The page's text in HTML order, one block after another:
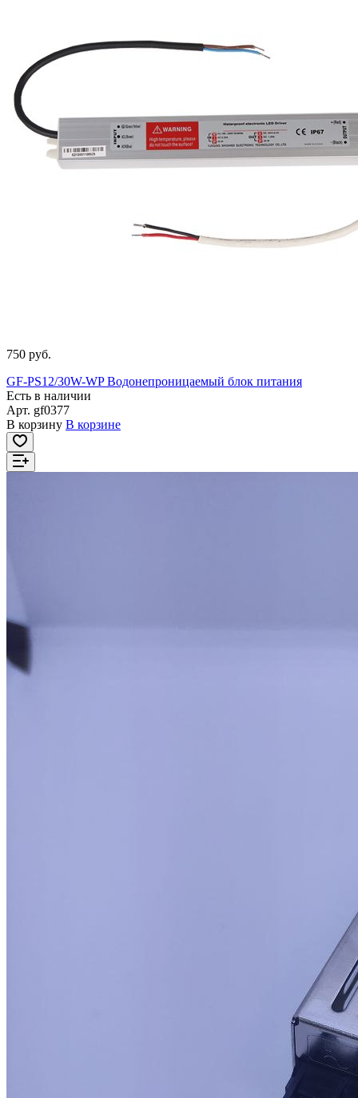
750 руб.
GF-PS12/30W-WP Водонепроницаемый блок питания
Есть в наличии
Арт. gf0377
В корзину В корзине